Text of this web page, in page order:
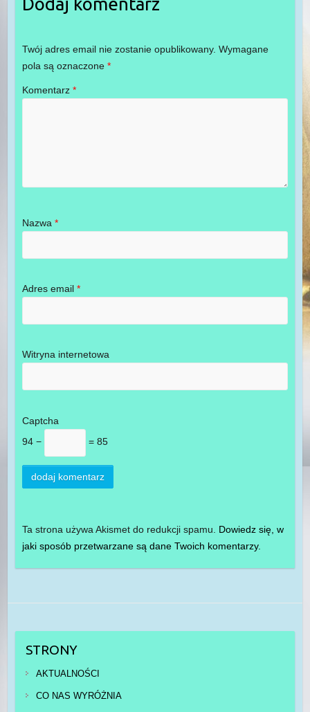
Twój adres email nie zostanie opublikowany. Wymagane
pola są oznaczone *
Komentarz *
Nazwa *
Adres email *
Witryna internetowa
Captcha
94 −
= 85
Ta strona używa Akismet do redukcji spamu. Dowiedz się, w
jaki sposób przetwarzane są dane Twoich komentarzy.
STRONY
AKTUALNOŚCI
CO NAS WYRÓŻNIA